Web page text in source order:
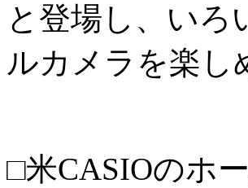
と登場し、いろ
ルカメラを楽し
□米CASIOのホ